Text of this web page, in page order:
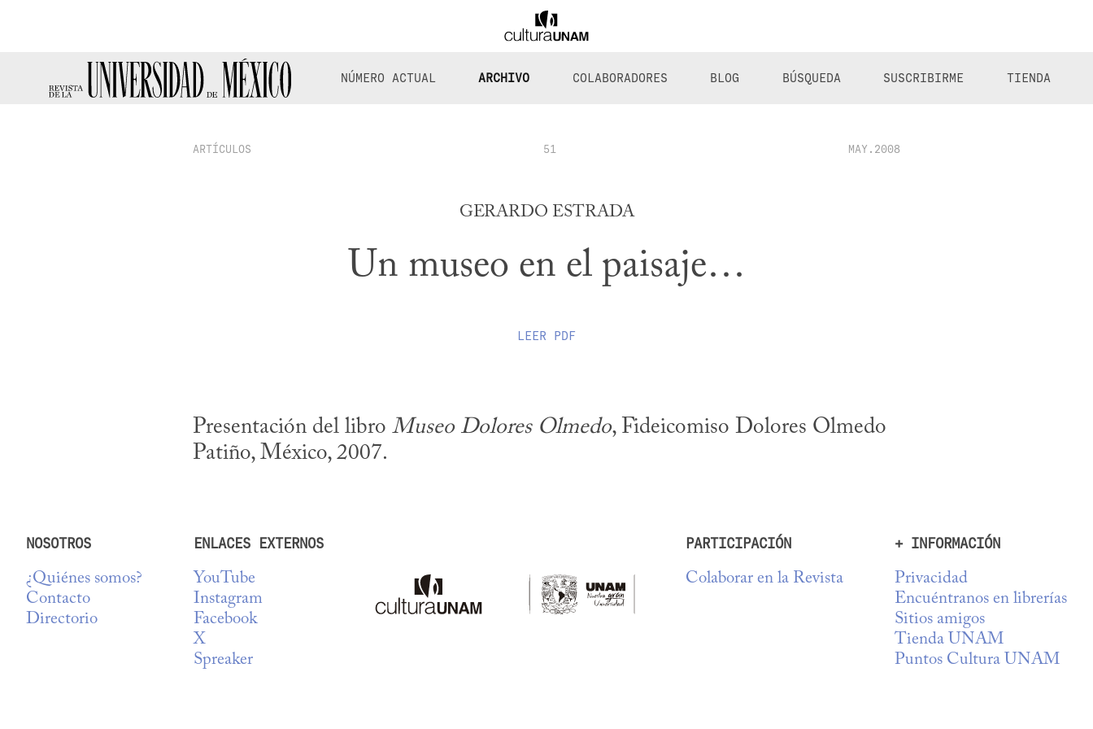
NÚMERO ACTUAL ARCHIVO COLABORADORES BLOG BÚSQUEDA SUSCRIBIRME TIENDA
ARTÍCULOS 51 MAY.2008
GERARDO ESTRADA
Un museo en el paisaje…
LEER PDF
Presentación del libro Museo Dolores Olmedo, Fideicomiso Dolores Olmedo
Patiño, México, 2007.
NOSOTROS
¿Quiénes somos?
Contacto
Directorio
ENLACES EXTERNOS
YouTube
Instagram
Facebook
X
Spreaker
PARTICIPACIÓN
Colaborar en la Revista
+ INFORMACIÓN
Privacidad
Encuéntranos en librerías
Sitios amigos
Tienda UNAM
Puntos Cultura UNAM